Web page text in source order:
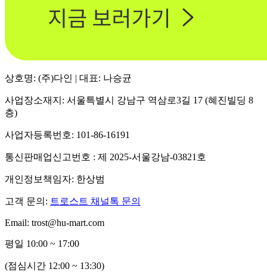
상호명: (주)다인 | 대표: 나승균
사업장소재지: 서울특별시 강남구 역삼로3길 17 (혜진빌딩 8
층)
사업자등록번호: 101-86-16191
통신판매업신고번호 : 제 2025-서울강남-03821호
개인정보책임자: 한상범
고객 문의: 트로스트 채널톡 문의
Email: trost@hu-mart.com
평일 10:00 ~ 17:00
(점심시간 12:00 ~ 13:30)